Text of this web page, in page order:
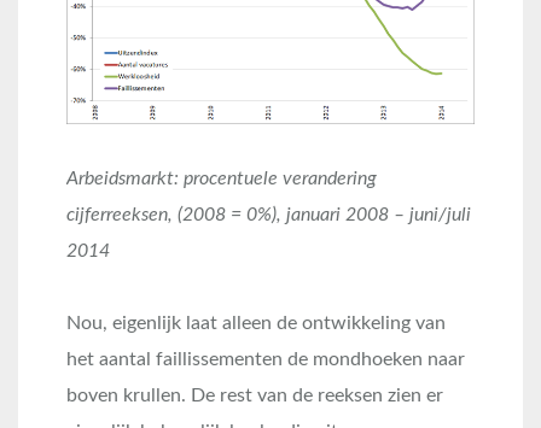
Arbeidsmarkt: procentuele verandering
cijferreeksen, (2008 = 0%), januari 2008 – juni/juli
2014
Nou, eigenlijk laat alleen de ontwikkeling van
het aantal faillissementen de mondhoeken naar
boven krullen. De rest van de reeksen zien er